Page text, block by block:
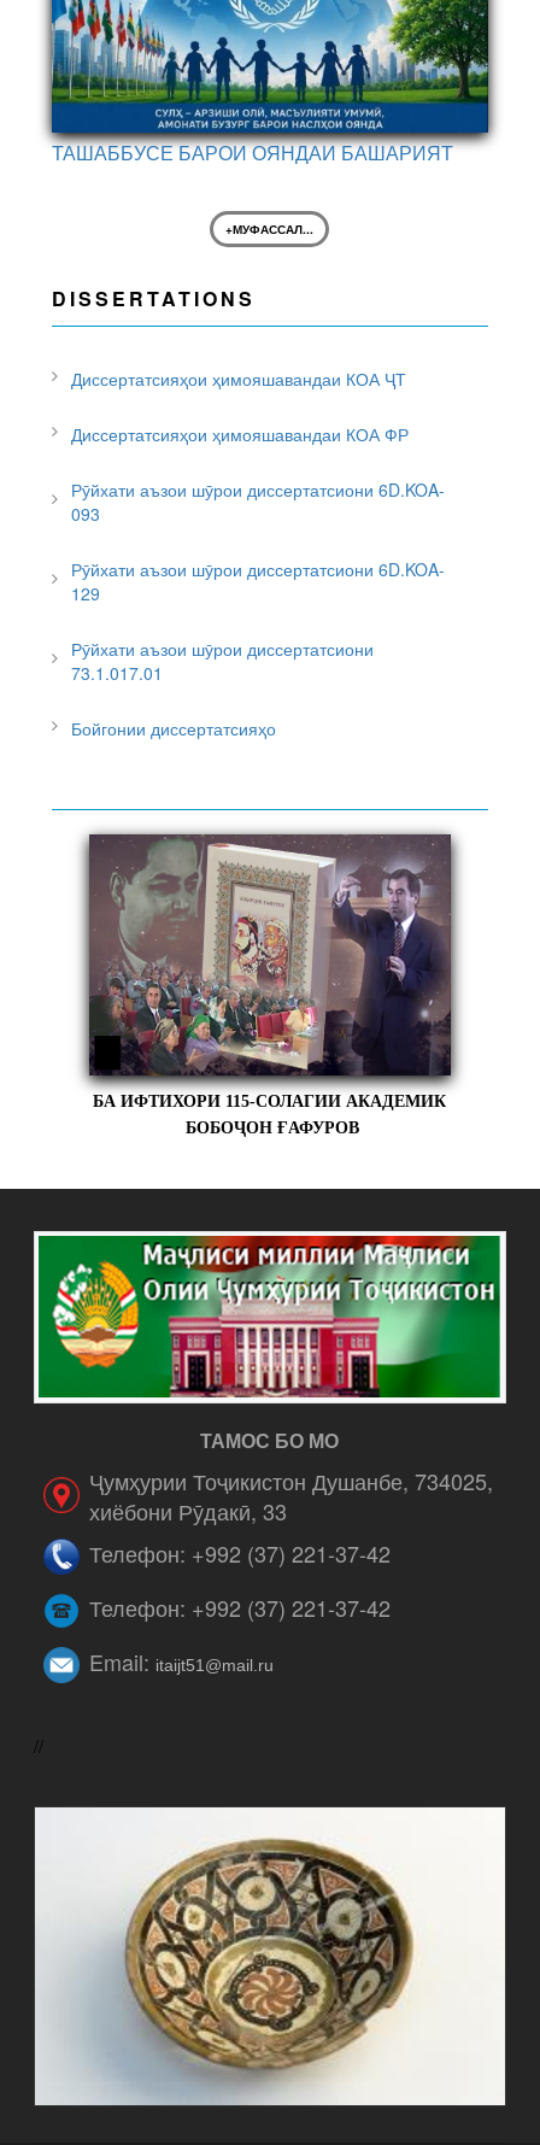
ТАШАББУСЕ БАРОИ ОЯНДАИ БАШАРИЯТ
+МУФАССАЛ...
DISSERTATIONS
Диссертатсияҳои ҳимояшавандаи КОА ҶТ
Диссертатсияҳои ҳимояшавандаи КОА ФР
Рӯйхати аъзои шӯрои диссертатсиони 6D.KOA-
093
Рӯйхати аъзои шӯрои диссертатсиони 6D.KOA-
129
Рӯйхати аъзои шӯрои диссертатсиони
73.1.017.01
Бойгонии диссертатсияҳо
БА ИФТИХОРИ 115-СОЛАГИИ АКАДЕМИК
БОБОҶОН ҒАФУРОВ
ТАМОС БО МО
Ҷумҳурии Тоҷикистон Душанбе, 734025,
хиёбони Рӯдакӣ, 33
Телефон: +992 (37) 221-37-42
Телефон: +992 (37) 221-37-42
Email: itaijt51@mail.ru
//